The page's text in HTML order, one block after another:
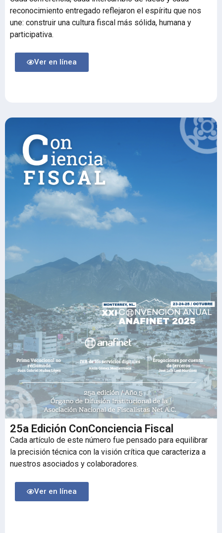
reconocimiento entregado reflejaron el espíritu que nos
une: construir una cultura fiscal más sólida, humana y
participativa.
Ver en línea
25a Edición ConConciencia Fiscal
Cada artículo de este número fue pensado para equilibrar
la precisión técnica con la visión crítica que caracteriza a
nuestros asociados y colaboradores.
Ver en línea